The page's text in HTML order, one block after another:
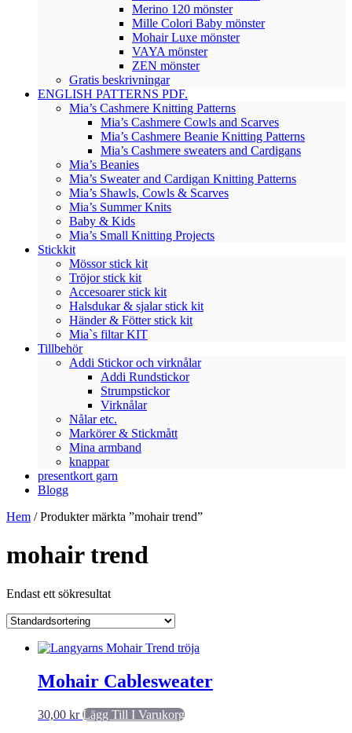
Merino 120 mönster
Mille Colori Baby mönster
Mohair Luxe mönster
VAYA mönster
ZEN mönster
Gratis beskrivningar
ENGLISH PATTERNS PDF.
Mia’s Cashmere Knitting Patterns
Mia’s Cashmere Cowls and Scarves
Mia’s Cashmere Beanie Knitting Patterns
Mia’s Cashmere sweaters and Cardigans
Mia’s Beanies
Mia’s Sweater and Cardigan Knitting Patterns
Mia’s Shawls, Cowls & Scarves
Mia’s Summer Knits
Baby & Kids
Mia’s Small Knitting Projects
Stickkit
Mössor stick kit
Tröjor stick kit
Accesoarer stick kit
Halsdukar & sjalar stick kit
Händer & Fötter stick kit
Mia`s filtar KIT
Tillbehör
Addi Stickor och virknålar
Addi Rundstickor
Strumpstickor
Virknålar
Nålar etc.
Markörer & Stickmått
Mina armband
knappar
presentkort garn
Blogg
Hem / Produkter märkta ”mohair trend”
mohair trend
Endast ett sökresultat
Mohair Cablesweater
30,00 kr Lägg Till I Varukorg